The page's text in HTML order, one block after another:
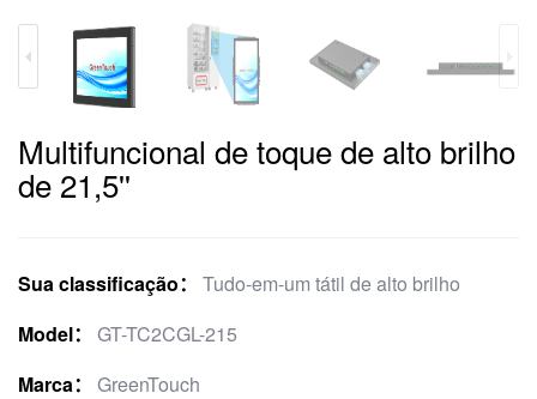
Multifuncional de toque de alto brilho
de 21,5''
Sua classificação：
Tudo-em-um tátil de alto brilho
Model：
GT-TC2CGL-215
Marca：
GreenTouch